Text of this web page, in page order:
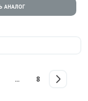
АНАЛОГ
... 8